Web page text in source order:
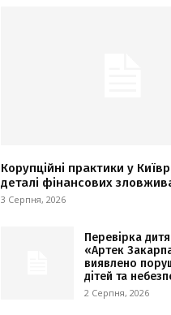
Корупційні практики у
деталі фінансових
3 Серпня, 2026
Перевірка
«Артек
виявлено
дітей та
2 Серпня, 2026